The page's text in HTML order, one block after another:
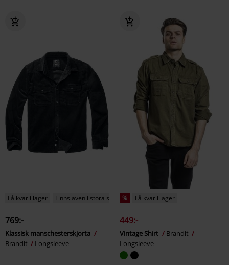
Få kvar i lager Finns även i stora storlekar
769:-
Klassisk manschesterskjorta
Brandit
Longsleeve
% Få kvar i lager
449:-
Vintage Shirt
Brandit
Longsleeve